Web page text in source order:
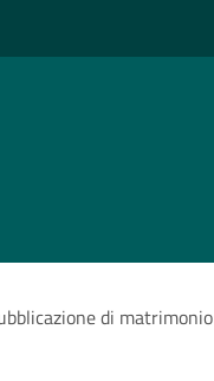
di matrimonio